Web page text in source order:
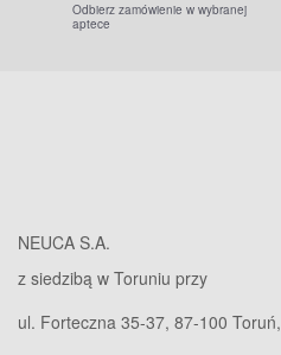
Odbierz zamówienie w wybranej
aptece
NEUCA S.A.
z siedzibą w Toruniu przy
ul. Forteczna 35-37, 87-100 Toruń,